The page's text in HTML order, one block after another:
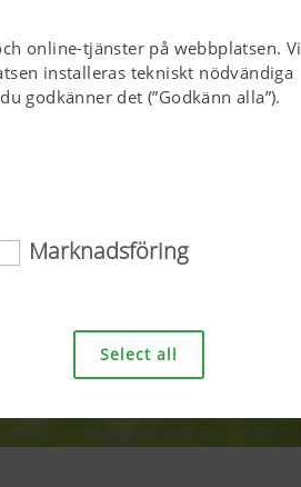
online-tjänster på webbplatsen. Vi
installeras tekniskt nödvändiga
godkänner det (”Godkänn alla”).
korrekt visning i din
nämnda
Marknadsföring
Select all